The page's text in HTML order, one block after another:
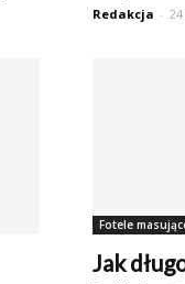
Redakcja -
Fotele
Jak